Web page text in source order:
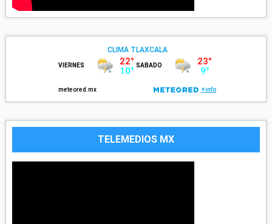
TELEMEDIOS MX